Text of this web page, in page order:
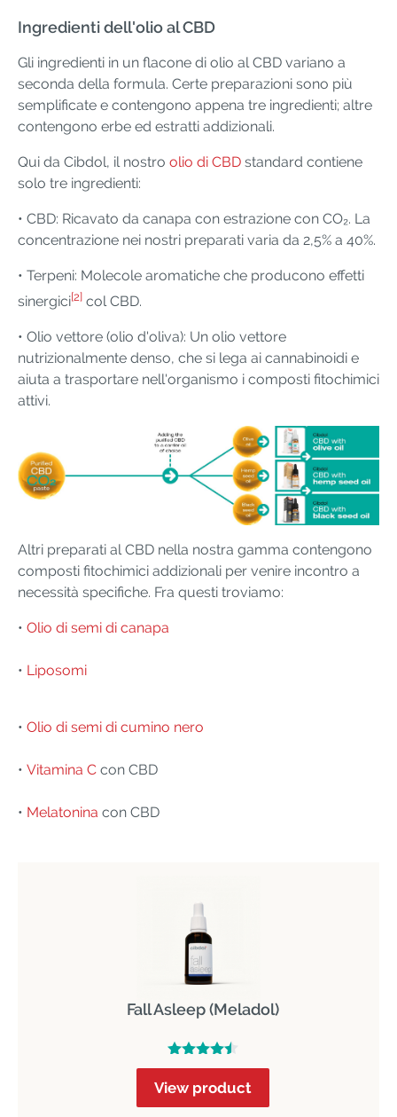
Ingredienti dell'olio al CBD
Gli ingredienti in un flacone di olio al CBD variano a
seconda della formula. Certe preparazioni sono più
semplificate e contengono appena tre ingredienti; altre
contengono erbe ed estratti addizionali.
Qui da Cibdol, il nostro olio di CBD standard contiene
solo tre ingredienti:
• CBD: Ricavato da canapa con estrazione con CO₂. La
concentrazione nei nostri preparati varia da 2,5% a 40%.
• Terpeni: Molecole aromatiche che producono effetti
sinergici[2] col CBD.
• Olio vettore (olio d'oliva): Un olio vettore
nutrizionalmente denso, che si lega ai cannabinoidi e
aiuta a trasportare nell'organismo i composti fitochimici
attivi.
Altri preparati al CBD nella nostra gamma contengono
composti fitochimici addizionali per venire incontro a
necessità specifiche. Fra questi troviamo:
• Olio di semi di canapa
• Liposomi
• Olio di semi di cumino nero
• Vitamina C con CBD
• Melatonina con CBD
Fall Asleep (Meladol)
View product